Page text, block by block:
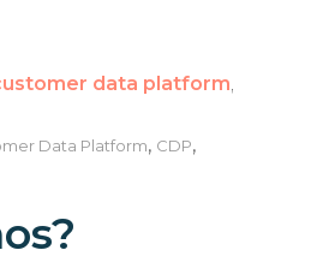
data platform,
Data Platform, CDP,